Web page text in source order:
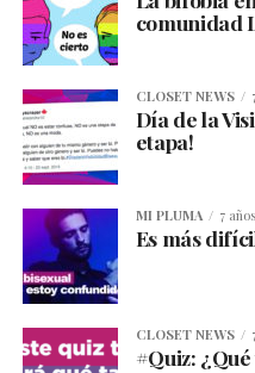
comunidad
CLOSET NEWS
Día de la
etapa!
MI PLUMA 7
Es más
CLOSET NEWS
#Quiz: